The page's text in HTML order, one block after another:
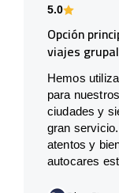
5.0
Opción
viajes
Hemos
para
ciudades y
gran
atentos y
autocares